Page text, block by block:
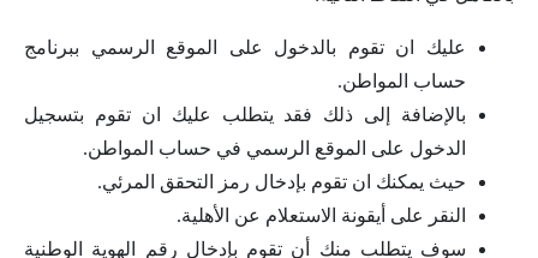
عليك ان تقوم بالدخول على الموقع الرسمي ببرنامج
حساب المواطن.
بالإضافة إلى ذلك فقد يتطلب عليك ان تقوم بتسجيل
الدخول على الموقع الرسمي في حساب المواطن.
حيث يمكنك ان تقوم بإدخال رمز التحقق المرئي.
النقر على أيقونة الاستعلام عن الأهلية.
سوف يتطلب منك أن تقوم بإدخال رقم الهوية الوطنية